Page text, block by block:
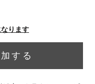
ります
する